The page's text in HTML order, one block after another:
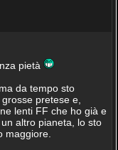
pietà
da tempo sto
pretese e,
lenti FF che ho già e
altro pianeta, lo sto
maggiore.